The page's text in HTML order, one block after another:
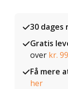
30
Gratis
over kr.
Få mere
her